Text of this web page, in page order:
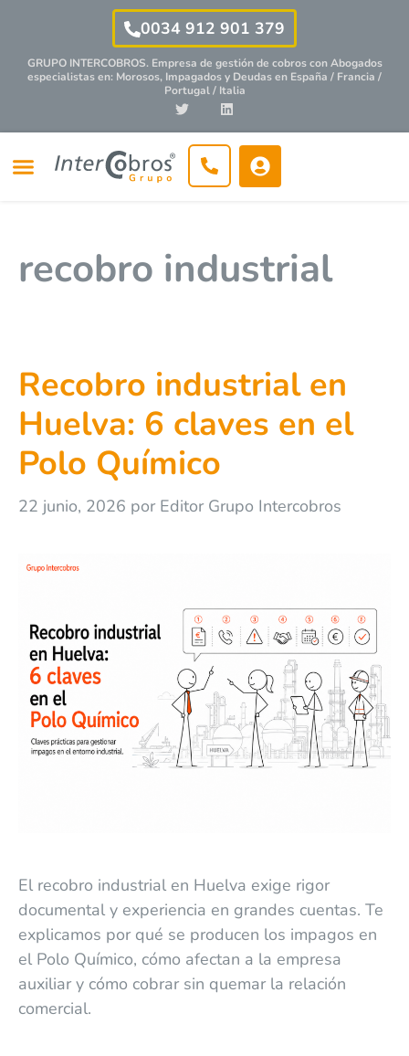
0034 912 901 379
GRUPO INTERCOBROS. Empresa de gestión de cobros conAbogados
especialistasen: Morosos, Impagados y Deudas en España / Francia /
Portugal / Italia
recobro industrial
Recobro industrial en
Huelva: 6 claves en el
Polo Químico
22 junio, 2026 por Editor Grupo Intercobros
El recobro industrial en Huelva exige rigor
documental y experiencia en grandes cuentas. Te
explicamos por qué se producen los impagos en
el Polo Químico, cómo afectan a la empresa
auxiliar y cómo cobrar sin quemar la relación
comercial.